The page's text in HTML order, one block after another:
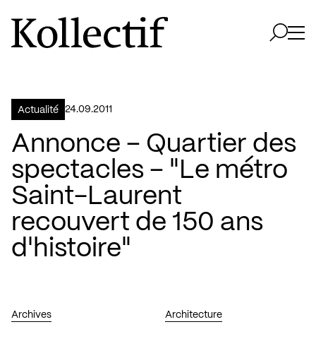
Aller à la page d'accueil
Logo Kollectif
Actualité 24.09.2011
Annonce – Quartier des
spectacles – "Le métro
Saint-Laurent
recouvert de 150 ans
d'histoire"
Archives Architecture